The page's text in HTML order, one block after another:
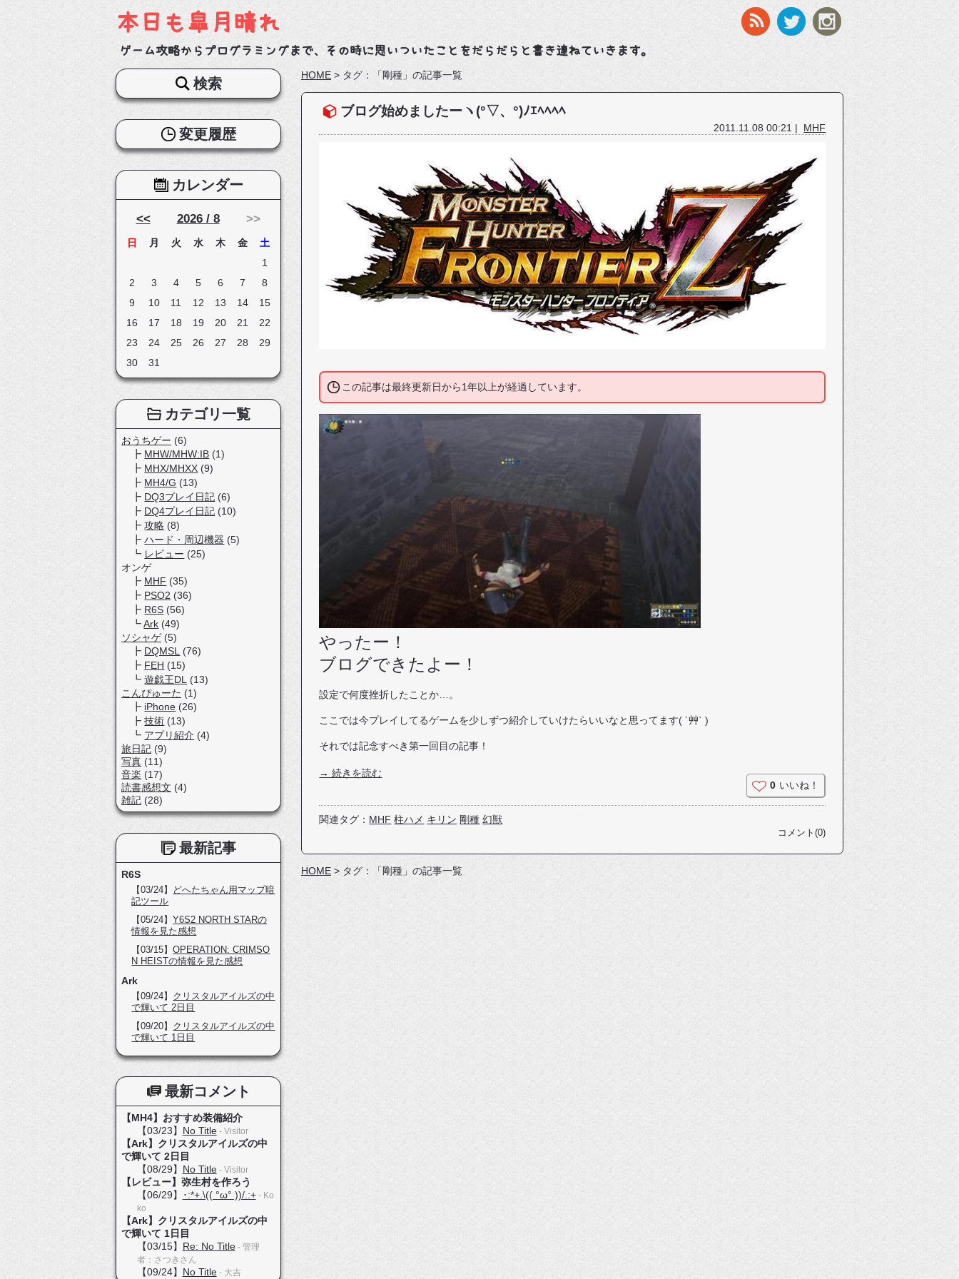
本日も皐月晴れ
ゲーム攻略からプログラミングまで、その時に思いついたことをだらだらと書き連ねていきます。
HOME > タグ：「剛種」の記事一覧
ブログ始めましたーヽ(°▽、°)ﾉｴﾍﾍﾍﾍ
2011.11.08 00:21 | MHF
この記事は最終更新日から1年以上が経過しています。
やったー！
ブログできたよー！
設定で何度挫折したことか…。
ここでは今プレイしてるゲームを少しずつ紹介していけたらいいなと思ってます( ´艸` )
それでは記念すべき第一回目の記事！
→ 続きを読む
0 いいね！
関連タグ： MHF 柱ハメ キリン 剛種 幻獣
コメント(0)
HOME > タグ：「剛種」の記事一覧
検索
変更履歴
カレンダー
<< 2026 / 8 >>
日 月 火 水 木 金
土
1
2
3 4 5 6 7
8
9
10 11 12 13 14
15
16
17 18 19 20 21
22
23
24 25 26 27 28
29
30
31
カテゴリ一覧
おうちゲー (6)
MHW/MHW:IB (1)
MHX/MHXX (9)
MH4/G (13)
DQ3プレイ日記 (6)
DQ4プレイ日記 (10)
攻略 (8)
ハード・周辺機器 (5)
レビュー (25)
オンゲ
MHF (35)
PSO2 (36)
R6S (56)
Ark (49)
ソシャゲ(5)
DQMSL
(76)
FEH (15)
遊戯王DL
(13)
こんぴゅーた (1)
iPhone (26)
技術 (13)
アプリ紹介 (4)
旅日記 (9)
写真 (11)
音楽 (17)
読書感想文 (4)
雑記 (28)
最新記事
R6S
【03/24】
どへたちゃん用マップ暗
記ツール
【05/24】Y6S2 NORTH STARの
情報を見た感想
【03/15】OPERATION: CRIMSO
N HEISTの情報を見た感想
Ark
【09/24】 クリスタルアイルズの中
で輝いて 2日目
【09/20】 クリスタルアイルズの中
で輝いて 1日目
最新コメント
【MH4】おすすめ装備紹介
【03/23】 No Title- Visitor
【Ark】クリスタルアイルズの中
で輝いて 2日目
【08/29】 No Title- Visitor
【レビュー】弥生村を作ろう
【06/29】
･:*+.\(( °ω° ))/.:+- Ko
ko
【Ark】クリスタルアイルズの中
で輝いて 1日目
【03/15】 Re: No Title- 管理
者：さつきさん
【09/24】 No Title- 大吉